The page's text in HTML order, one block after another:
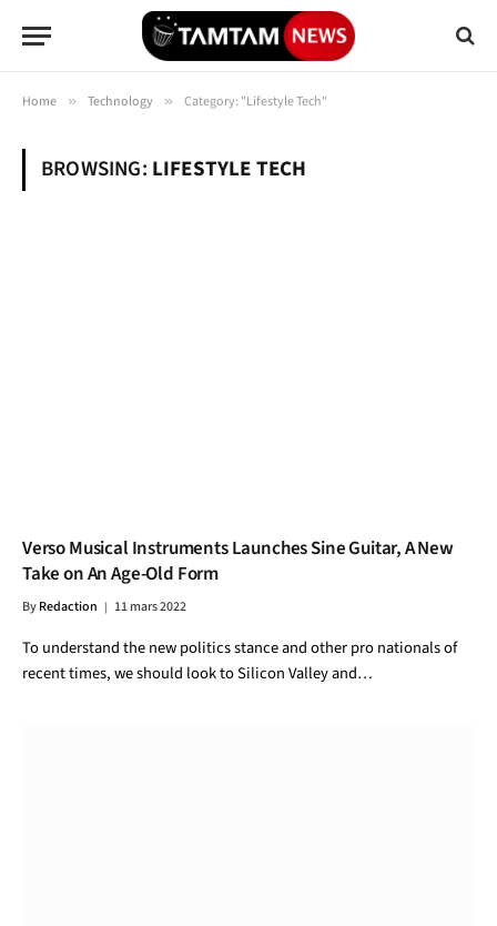
Home » Technology » Category: "Lifestyle Tech"
BROWSING: LIFESTYLE TECH
Verso Musical Instruments Launches Sine Guitar, A New
Take on An Age-Old Form
ByRedaction 11 mars 2022
To understand the new politics stance and other pro nationals of
recent times, we should look to Silicon Valley and…